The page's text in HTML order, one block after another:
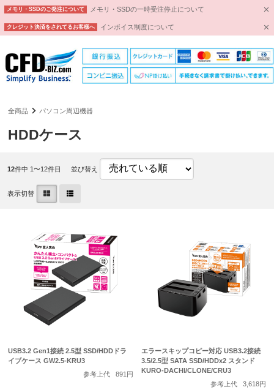
メモリ・SSDのご発注について メモリ・SSDの一時受注停止について
クレジット決済をされてるお客様へ インボイス制度について
全商品 パソコン周辺機器
HDDケース
12件中 1〜12件目 並び替え
表示切替
USB3.2 Gen1接続 2.5型 SSD/HDDドラ
イブケース GW2.5-KRU3
参考上代
891円
エラースキップコピー対応 USB3.2接続
3.5/2.5型 SATA SSD/HDDx2 スタンド
KURO-DACHI/CLONE/CRU3
参考上代
3,618円